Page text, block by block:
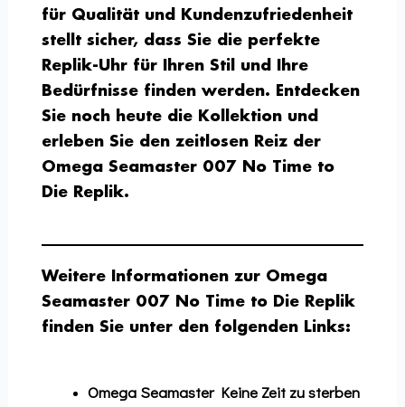
für Qualität und Kundenzufriedenheit
stellt sicher, dass Sie die perfekte
Replik-Uhr für Ihren Stil und Ihre
Bedürfnisse finden werden. Entdecken
Sie noch heute die Kollektion und
erleben Sie den zeitlosen Reiz der
Omega Seamaster 007 No Time to
Die Replik.
Weitere Informationen zur Omega
Seamaster 007 No Time to Die Replik
finden Sie unter den folgenden Links:
Omega Seamaster Keine Zeit zu sterben